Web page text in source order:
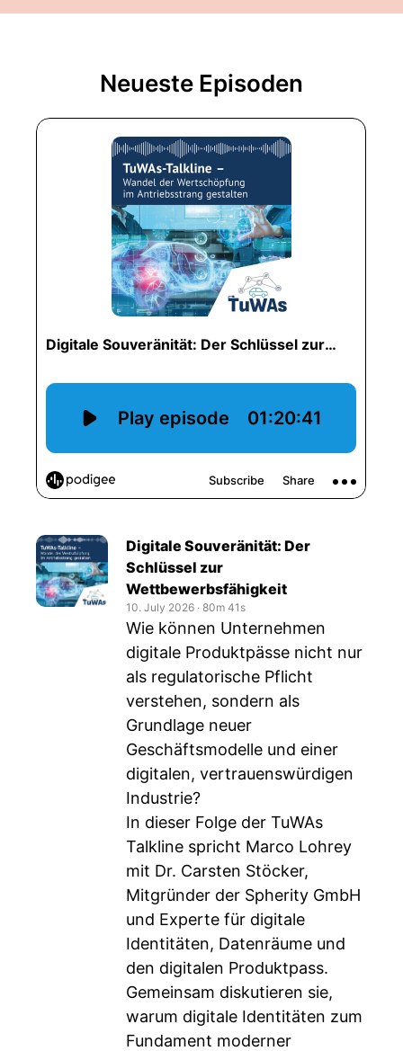
Neueste Episoden
Digitale Souveränität: Der
Schlüssel zur
Wettbewerbsfähigkeit
10. July 2026 ‧ 80m 41s
Wie können Unternehmen
digitale Produktpässe nicht nur
als regulatorische Pflicht
verstehen, sondern als
Grundlage neuer
Geschäftsmodelle und einer
digitalen, vertrauenswürdigen
Industrie?
In dieser Folge der TuWAs
Talkline spricht Marco Lohrey
mit Dr. Carsten Stöcker,
Mitgründer der Spherity GmbH
und Experte für digitale
Identitäten, Datenräume und
den digitalen Produktpass.
Gemeinsam diskutieren sie,
warum digitale Identitäten zum
Fundament moderner